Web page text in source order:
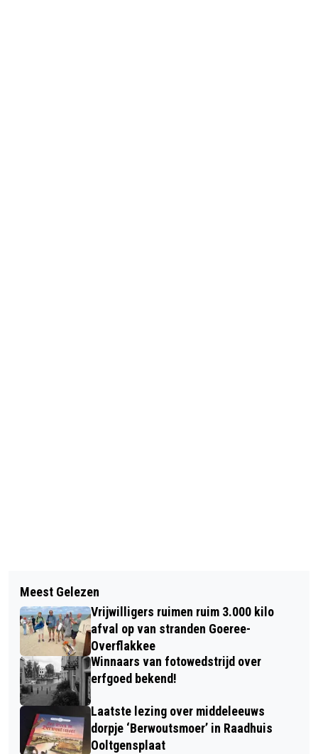
GEMEENTE PLAATST SMEERPALEN OP
GOEREE-OVERFLAKKEE
TERUGROEPACTIE VOOR
HERBRUIKBARE IJSBLOKJES
Meest Gelezen
Vrijwilligers ruimen ruim 3.000 kilo
afval op van stranden Goeree-
Overflakkee
Winnaars van fotowedstrijd over
erfgoed bekend!
Laatste lezing over middeleeuws
dorpje ‘Berwoutsmoer’ in Raadhuis
Ooltgensplaat